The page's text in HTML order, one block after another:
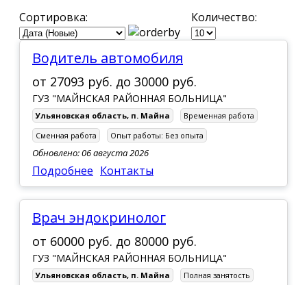
Сортировка:
Количество:
Водитель автомобиля
от 27093 руб. до 30000 руб.
ГУЗ "МАЙНСКАЯ РАЙОННАЯ БОЛЬНИЦА"
Ульяновская область, п. Майна
Временная работа
Сменная работа
Опыт работы: Без опыта
Обновлено: 06 августа 2026
Подробнее Контакты
Врач эндокринолог
от 60000 руб. до 80000 руб.
ГУЗ "МАЙНСКАЯ РАЙОННАЯ БОЛЬНИЦА"
Ульяновская область, п. Майна
Полная занятость